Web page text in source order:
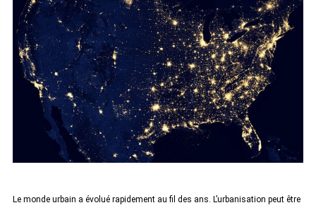
Le monde urbain a évolué rapidement au fil des ans. L’urbanisation peut être